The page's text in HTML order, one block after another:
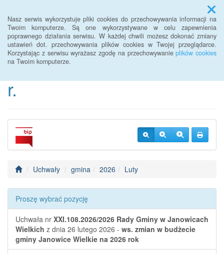
Nasz serwis wykorzystuje pliki cookies do przechowywania informacji na
Twoim komputerze. Są one wykorzystywane w celu zapewnienia
poprawnego działania serwisu. W każdej chwili możesz dokonać zmiany
ustawień dot. przechowywania plików cookies w Twojej przeglądarce.
Korzystając z serwisu wyrażasz zgodę na przechowywanieplików cookies
na Twoim komputerze.
Menu
BIP Urzędu Gminy
Janowice Wielkie od 2022
r.
Uchwały gmina 2026 Luty
Proszę wybrać pozycję
Uchwała nr XXI.108.2026/2026 Rady Gminy w Janowicach
Wielkich z dnia 26 lutego 2026 - ws. zmian w budżecie
gminy Janowice Wielkie na 2026 rok